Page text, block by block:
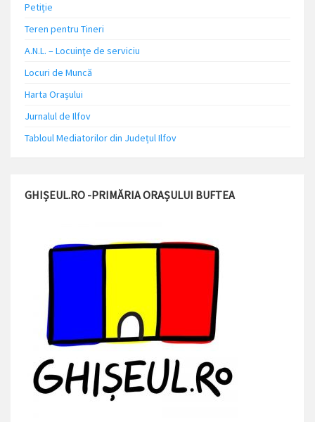
Petiție
Teren pentru Tineri
A.N.L. – Locuinţe de serviciu
Locuri de Muncă
Harta Orașului
Jurnalul de Ilfov
Tabloul Mediatorilor din Județul Ilfov
GHIȘEUL.RO -PRIMĂRIA ORAȘULUI BUFTEA